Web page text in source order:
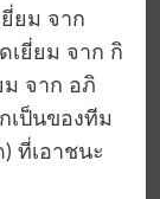
ยม จาก
เยี่ยม จาก กิ
จาก อภิ
ป็นของทีม
ที่เอาชนะ